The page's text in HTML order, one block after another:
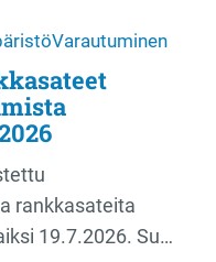
Varautuminen
rankkasateita
19.7.2026. Su…